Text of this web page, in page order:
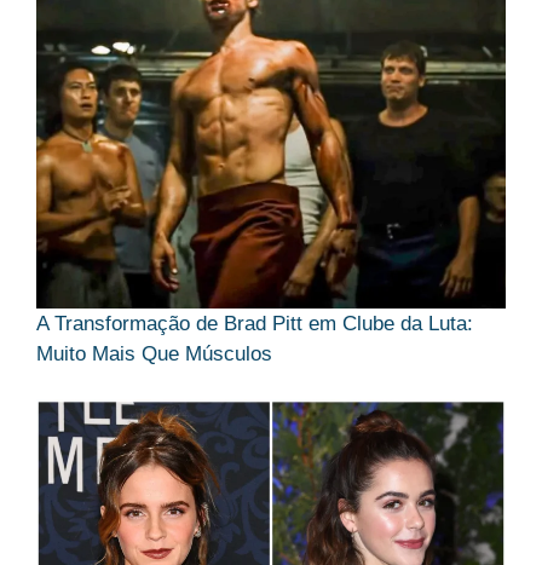
A Transformação de Brad Pitt em Clube da Luta:
Muito Mais Que Músculos